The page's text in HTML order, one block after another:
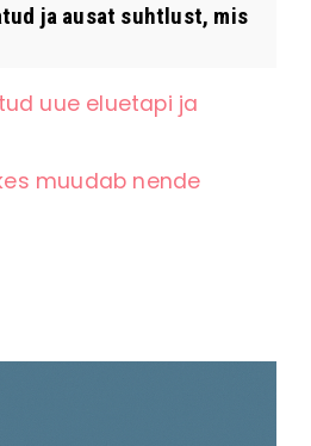
ja ausat suhtlust, mis
uue eluetapi ja
muudab nende